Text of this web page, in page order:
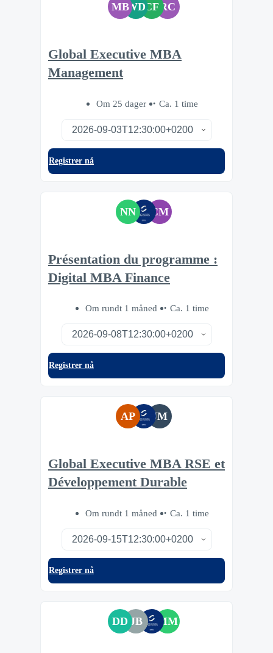
MBWDCF RC
Global Executive MBA
Management
Om 25 dager Ca. 1 time
Registrer nå
NN CM
Présentation du programme :
Digital MBA Finance
Om rundt 1 måned Ca. 1 time
Registrer nå
AP JM
Global Executive MBA RSE et
Développement Durable
Om rundt 1 måned Ca. 1 time
Registrer nå
DD JB MM